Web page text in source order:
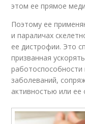
этом ее прямое
Поэтому ее
и параличах
ее дистрофии. Это
призванная
заболеваний,
активностью или ее